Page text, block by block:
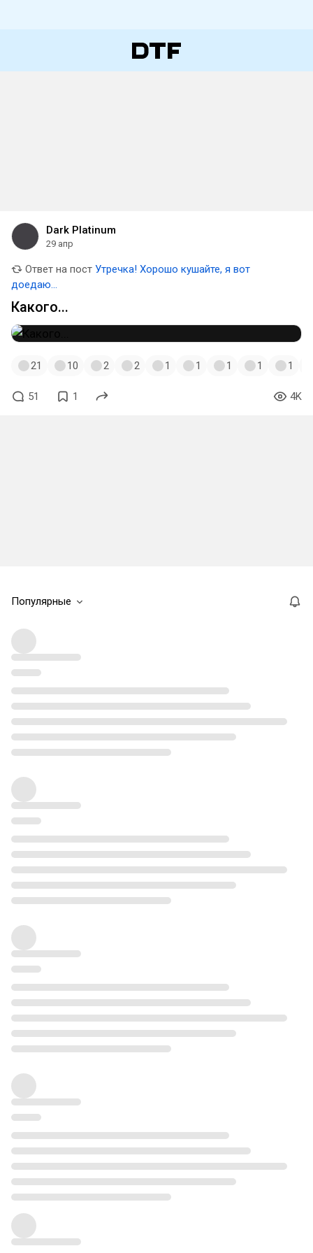
Dark Platinum
29 апр
Ответ на пост Утречка! Хорошо кушайте, я вот
доедаю...
Какого...
21 10 2 2 1 1 1 1 1
51 1 4K
Популярные